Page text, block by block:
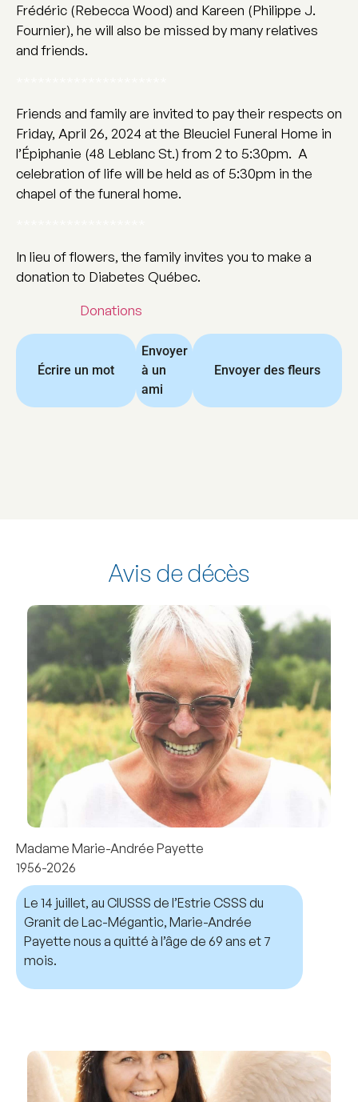
Frédéric (Rebecca Wood) and Kareen (Philippe J.
Fournier), he will also be missed by many relatives
and friends.
Friends and family are invited to pay their respects on
Friday, April 26, 2024 at the Bleuciel Funeral Home in
l’Épiphanie (48 Leblanc St.) from 2 to 5:30pm. A
celebration of life will be held as of 5:30pm in the
chapel of the funeral home.
In lieu of flowers, the family invites you to make a
donation to Diabetes Québec.
Donations
Écrire un mot
Envoyer
à un
ami
Envoyer des fleurs
Avis de décès
Madame Marie-Andrée Payette
1956-2026
Le 14 juillet, au CIUSSS de l’Estrie CSSS du
Granit de Lac-Mégantic, Marie-Andrée
Payette nous a quitté à l’âge de 69 ans et 7
mois.